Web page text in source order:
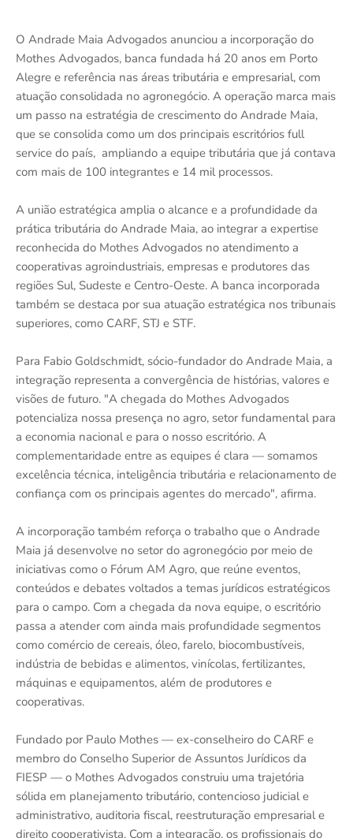
O Andrade Maia Advogados anunciou a incorporação do
Mothes Advogados, banca fundada há 20 anos em Porto
Alegre e referência nas áreas tributária e empresarial, com
atuação consolidada no agronegócio. A operação marca mais
um passo na estratégia de crescimento do Andrade Maia,
que se consolida como um dos principais escritórios full
service do país, ampliando a equipe tributária que já contava
com mais de 100 integrantes e 14 mil processos.
A união estratégica amplia o alcance e a profundidade da
prática tributária do Andrade Maia, ao integrar a expertise
reconhecida do Mothes Advogados no atendimento a
cooperativas agroindustriais, empresas e produtores das
regiões Sul, Sudeste e Centro-Oeste. A banca incorporada
também se destaca por sua atuação estratégica nos tribunais
superiores, como CARF, STJ e STF.
Para Fabio Goldschmidt, sócio-fundador do Andrade Maia, a
integração representa a convergência de histórias, valores e
visões de futuro. "A chegada do Mothes Advogados
potencializa nossa presença no agro, setor fundamental para
a economia nacional e para o nosso escritório. A
complementaridade entre as equipes é clara — somamos
excelência técnica, inteligência tributária e relacionamento de
confiança com os principais agentes do mercado", afirma.
A incorporação também reforça o trabalho que o Andrade
Maia já desenvolve no setor do agronegócio por meio de
iniciativas como o Fórum AM Agro, que reúne eventos,
conteúdos e debates voltados a temas jurídicos estratégicos
para o campo. Com a chegada da nova equipe, o escritório
passa a atender com ainda mais profundidade segmentos
como comércio de cereais, óleo, farelo, biocombustíveis,
indústria de bebidas e alimentos, vinícolas, fertilizantes,
máquinas e equipamentos, além de produtores e
cooperativas.
Fundado por Paulo Mothes — ex-conselheiro do CARF e
membro do Conselho Superior de Assuntos Jurídicos da
FIESP — o Mothes Advogados construiu uma trajetória
sólida em planejamento tributário, contencioso judicial e
administrativo, auditoria fiscal, reestruturação empresarial e
direito cooperativista. Com a integração, os profissionais do